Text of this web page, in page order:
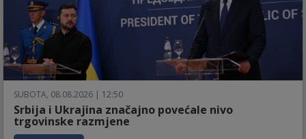
SUBOTA, 08.08.2026 | 12:50
Srbija i Ukrajina značajno povećale nivo
trgovinske razmjene